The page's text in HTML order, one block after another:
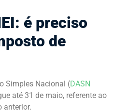
é preciso
de
Simples Nacional (DASN
até 31 de maio, referente ao
anterior.